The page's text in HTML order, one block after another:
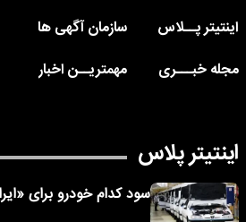
اینتیتر پــلاس
سازمان آگهی ها
مجله خبـــری
مهمتریــن اخبار
اینتیتر پلاس
سود کدام خودرو برای